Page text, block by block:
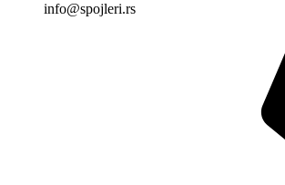
info@spojleri.rs